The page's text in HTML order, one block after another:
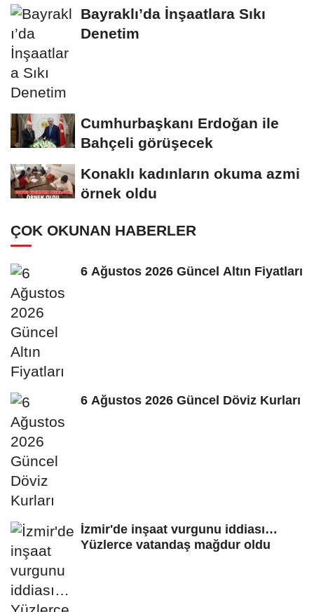
Bayraklı’da İnşaatlara Sıkı
Denetim
Cumhurbaşkanı Erdoğan ile
Bahçeli görüşecek
Konaklı kadınların okuma azmi
örnek oldu
ÇOK OKUNAN HABERLER
6 Ağustos 2026 Güncel Altın Fiyatları
6 Ağustos 2026 Güncel Döviz Kurları
İzmir'de inşaat vurgunu iddiası…
Yüzlerce vatandaş mağdur oldu